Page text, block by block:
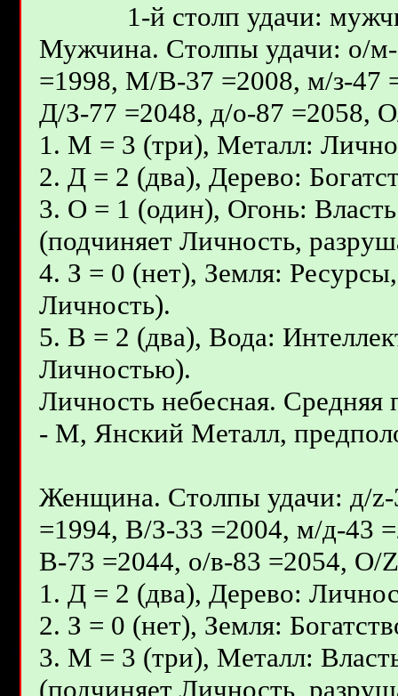
1-й столп удачи:
Мужчина. Столпы удачи: о/м-
=1998, М/В-37 =2008, м/з-47
Д/З-77 =2048, д/о-87 =2058,
1. М = 3 (три), Металл:
2. Д = 2 (два), Дерево:
3. О = 1 (один), Огонь:
(подчиняет Личность,
4. З = 0 (нет), Земля:
Личность).
5. В = 2 (два), Вода:
Личностью).
Личность небесная.
- М, Янcкий Металл,
Женщина. Столпы удачи: д/
=1994, В/З-33 =2004, м/д-43
В-73 =2044, о/в-83 =2054, О/
1. Д = 2 (два), Дерево:
2. З = 0 (нет), Земля:
3. М = 3 (три), Металл:
(подчиняет Личность,